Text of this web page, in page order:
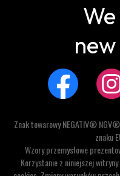
Znak towarowy NEGATIV®
znaku
Wzory przemysłowe
Korzystanie z niniejszej